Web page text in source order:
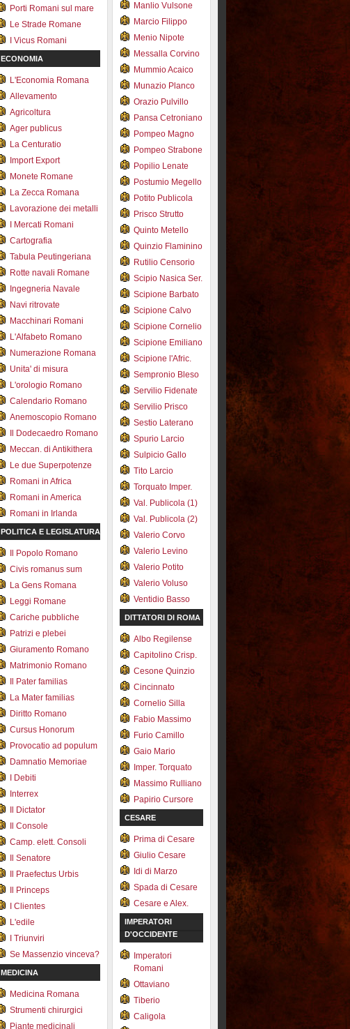
Porti Romani sul mare
Le Strade Romane
I Vicus Romani
ECONOMIA
L'Economia Romana
Allevamento
Agricoltura
Ager publicus
La Centuratio
Import Export
Monete Romane
La Zecca Romana
Lavorazione dei metalli
I Mercati Romani
Cartografia
Tabula Peutingeriana
Rotte navali Romane
Ingegneria Navale
Navi ritrovate
Macchinari Romani
L'Alfabeto Romano
Numerazione Romana
Unita' di misura
L'orologio Romano
Calendario Romano
Anemoscopio Romano
Il Dodecaedro Romano
Meccan. di Antikithera
Le due Superpotenze
Romani in Africa
Romani in America
Romani in Irlanda
POLITICA E LEGISLATURA
Il Popolo Romano
Civis romanus sum
La Gens Romana
Leggi Romane
Cariche pubbliche
Patrizi e plebei
Giuramento Romano
Matrimonio Romano
Il Pater familias
La Mater familias
Diritto Romano
Cursus Honorum
Provocatio ad populum
Damnatio Memoriae
I Debiti
Interrex
Il Dictator
Il Console
Camp. elett. Consoli
Il Senatore
Il Praefectus Urbis
Il Princeps
I Clientes
L'edile
I Triunviri
Se Massenzio vinceva?
MEDICINA
Medicina Romana
Strumenti chirurgici
Piante medicinali
Manlio Vulsone
Marcio Filippo
Menio Nipote
Messalla Corvino
Mummio Acaico
Munazio Planco
Orazio Pulvillo
Pansa Cetroniano
Pompeo Magno
Pompeo Strabone
Popilio Lenate
Postumio Megello
Potito Publicola
Prisco Strutto
Quinto Metello
Quinzio Flaminino
Rutilio Censorio
Scipio Nasica Ser.
Scipione Barbato
Scipione Calvo
Scipione Cornelio
Scipione Emiliano
Scipione l'Afric.
Sempronio Bleso
Servilio Fidenate
Servilio Prisco
Sestio Laterano
Spurio Larcio
Sulpicio Gallo
Tito Larcio
Torquato Imper.
Val. Publicola (1)
Val. Publicola (2)
Valerio Corvo
Valerio Levino
Valerio Potito
Valerio Voluso
Ventidio Basso
DITTATORI DI ROMA
Albo Regilense
Capitolino Crisp.
Cesone Quinzio
Cincinnato
Cornelio Silla
Fabio Massimo
Furio Camillo
Gaio Mario
Imper. Torquato
Massimo Rulliano
Papirio Cursore
CESARE
Prima di Cesare
Giulio Cesare
Idi di Marzo
Spada di Cesare
Cesare e Alex.
IMPERATORI
D'OCCIDENTE
Imperatori
Romani
Ottaviano
Tiberio
Caligola